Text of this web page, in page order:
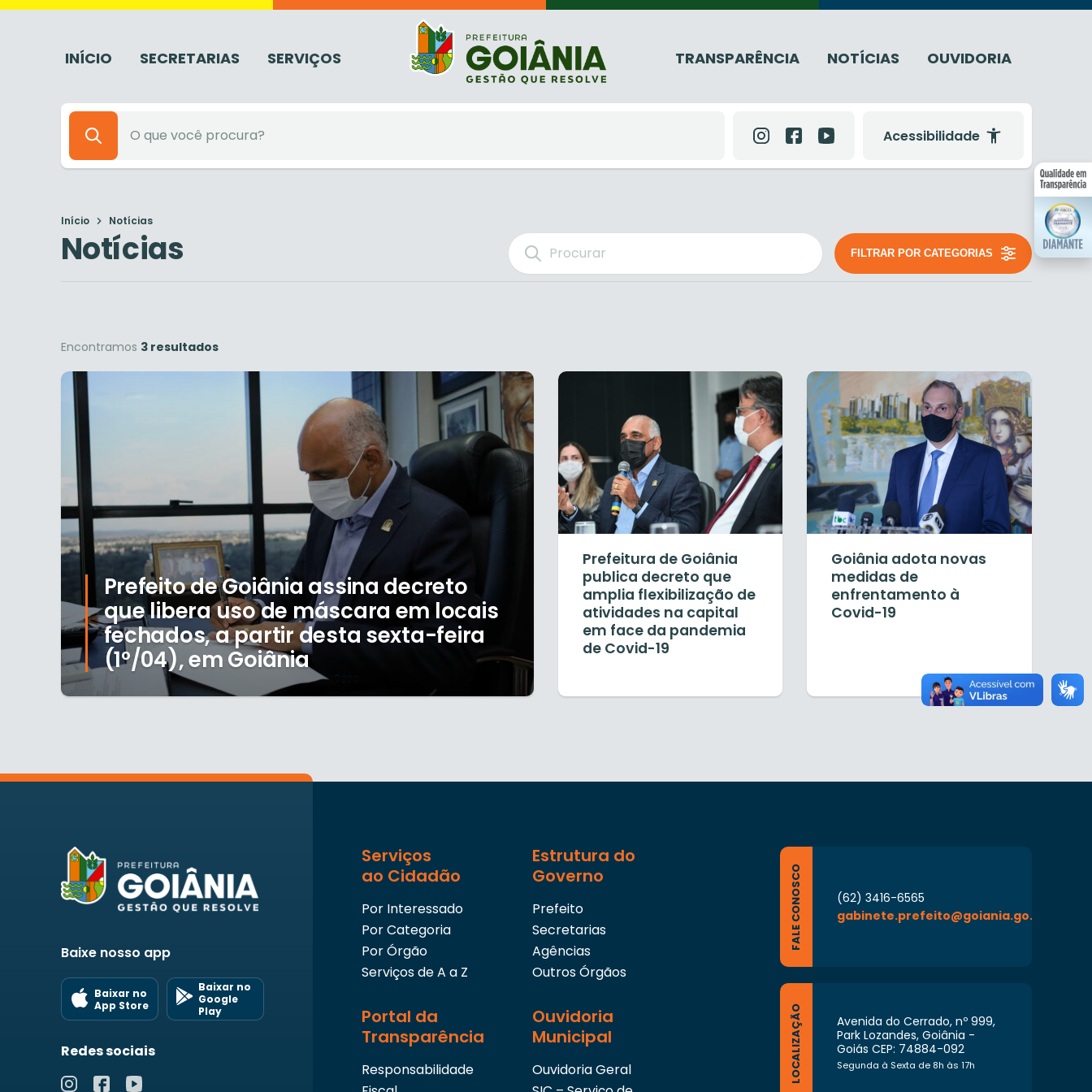
INÍCIO SECRETARIAS SERVIÇOS TRANSPARÊNCIA NOTÍCIAS OUVIDORIA
Acessibilidade
Início Notícias
Notícias FILTRAR POR CATEGORIAS
Encontramos 3 resultados
Prefeito de Goiânia assina decreto
que libera uso de máscara em locais
fechados, a partir desta sexta-feira
(1º/04), em Goiânia
Prefeitura de Goiânia
publica decreto que
amplia flexibilização de
atividades na capital
em face da pandemia
de Covid-19
Goiânia adota novas
medidas de
enfrentamento à
Covid-19
Baixe nosso app
Baixar no
App Store
Baixar no
Google
Play
Redes sociais
Serviços
ao Cidadão
Por Interessado
Por Categoria
Por Órgão
Serviços de A a Z
Estrutura do
Governo
Prefeito
Secretarias
Agências
Outros Órgãos
Portal da
Transparência
Responsabilidade
Ouvidoria
Municipal
Ouvidoria Geral
FALE CONOSCO
(62) 3416-6565
gabinete.prefeito@goiania.go.gov.br
LOCALIZAÇÃO
Avenida do Cerrado, nº 999,
Park Lozandes, Goiânia -
Goiás CEP: 74884-092
Segunda à Sexta de 8h às 17h